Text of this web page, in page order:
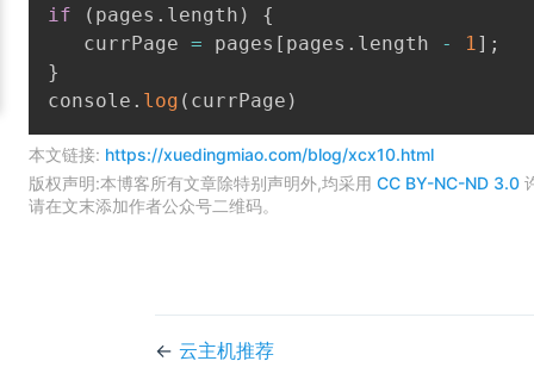
if
( pages . length )
{
   currPage
= pages [ pages . length - 1] ;
}
console . log ( currPage )
本文链接: https://xuedingmiao.com/blog/xcx10.html
版权声明:本博客所有文章除特别声明外,均采用 CC BY-NC-ND 3.0
请在文末添加作者公众号二维码。
← 云主机推荐